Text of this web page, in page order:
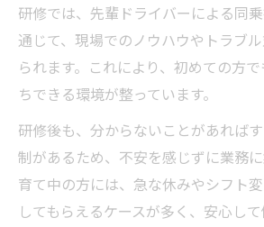
研修では、先輩ドライバーによる同
通じて、現場でのノウハウやトラブ
られます。これにより、初めての方
ちできる環境が整っています。
研修後も、分からないことがあれば
制があるため、不安を感じずに業務
育て中の方には、急な休みやシフト
してもらえるケースが多く、安心し